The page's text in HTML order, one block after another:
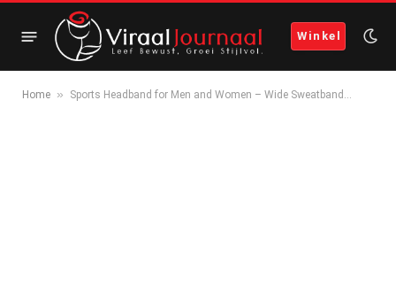
Winkel
Home » Sports Headband for Men and Women – Wide Sweatband…